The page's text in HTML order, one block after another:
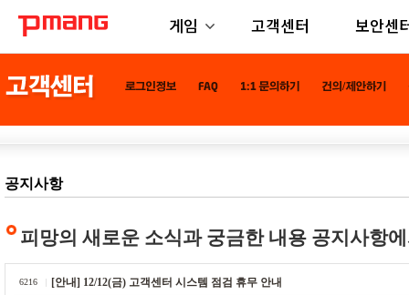
게임 고객센터 보안센
공지사항
피망의 새로운 소식과 궁금한 내용 공지사항
6216 [안내] 12/12(금) 고객센터 시스템 점검 휴무 안내